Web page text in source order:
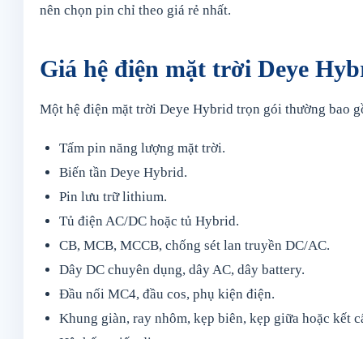
nên chọn pin chỉ theo giá rẻ nhất.
Giá hệ điện mặt trời Deye
Một hệ điện mặt trời Deye Hybrid trọn gói thường bao
Tấm pin năng lượng mặt trời.
Biến tần Deye Hybrid.
Pin lưu trữ lithium.
Tủ điện AC/DC hoặc tủ Hybrid.
CB, MCB, MCCB, chống sét lan truyền DC/AC.
Dây DC chuyên dụng, dây AC, dây battery.
Đầu nối MC4, đầu cos, phụ kiện điện.
Khung giàn, ray nhôm, kẹp biên, kẹp giữa hoặc kết